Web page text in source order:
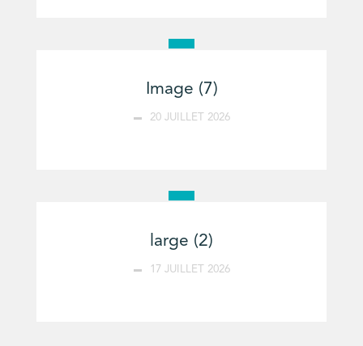
Image (7)
20 JUILLET 2026
large (2)
17 JUILLET 2026